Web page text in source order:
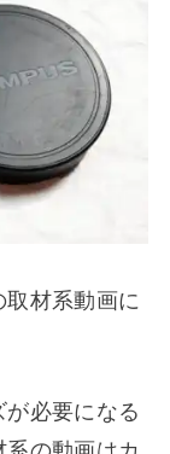
材系動画に
必要になる